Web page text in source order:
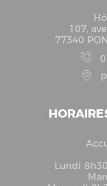
107,
77340
Lundi